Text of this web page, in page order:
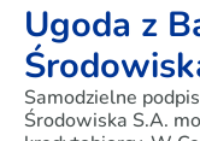
Ugoda z
Samodzielne
Środowiska S.A.